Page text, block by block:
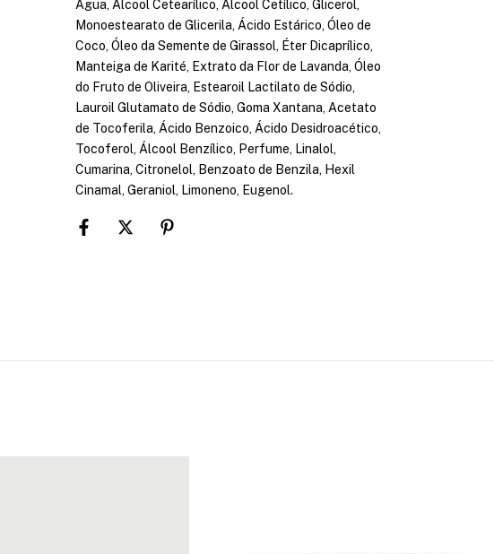
Água, Álcool Cetearílico, Álcool Cetílico, Glicerol,
Monoestearato de Glicerila, Ácido Estárico, Óleo de
Coco, Óleo da Semente de Girassol, Éter Dicaprílico,
Manteiga de Karité, Extrato da Flor de Lavanda, Óleo
do Fruto de Oliveira, Estearoil Lactilato de Sódio,
Lauroil Glutamato de Sódio, Goma Xantana, Acetato
de Tocoferila, Ácido Benzoico, Ácido Desidroacético,
Tocoferol, Álcool Benzílico, Perfume, Linalol,
Cumarina, Citronelol, Benzoato de Benzila, Hexil
Cinamal, Geraniol, Limoneno, Eugenol.